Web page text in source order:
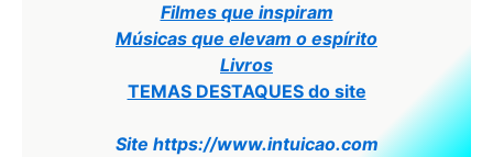
Filmes que inspiram
Músicas que elevam o espírito
Livros
TEMAS DESTAQUES do site
Site https://www.intuicao.com